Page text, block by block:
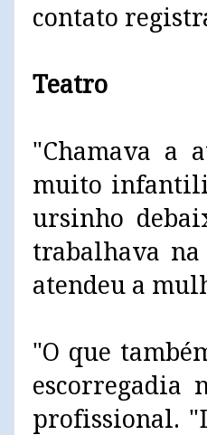
contato
Teatro
"Chamava a
muito
ursinho
trabalhava na
atendeu a
"O que
escorregadia
profissional.